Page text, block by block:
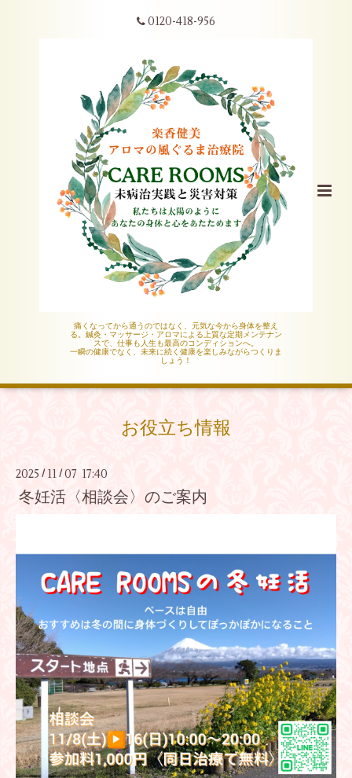
0120-418-956
痛くなってから通うのではなく、元気な今から身体を整え
る。鍼灸・マッサージ・アロマによる上質な定期メンテナン
スで、仕事も人生も最高のコンディションへ。
一瞬の健康でなく、未来に続く健康を楽しみながらつくりま
しょう！
お役立ち情報
2025 / 11 /07 17:40
冬妊活〈相談会〉のご案内